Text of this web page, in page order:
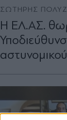
ΣΩΤΗΡΗΣ
Η ΕΛ.ΑΣ.